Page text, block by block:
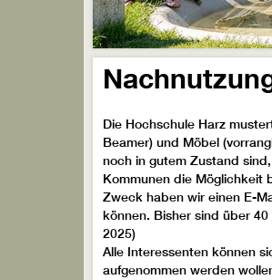
Die Hochschule Harz
Beamer) und Möbel
noch in gutem Zustand
Kommunen die Möglichkeit
Zweck haben wir einen E-
können. Bisher sind über
2025)
Alle Interessenten können
aufgenommen werden